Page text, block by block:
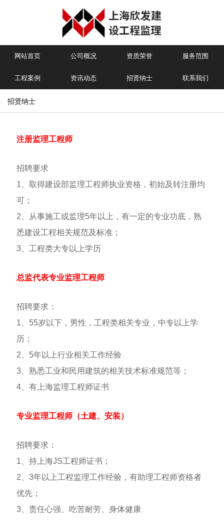
网站首页 公司概况 资质荣誉 服务范围
工程案例 资讯动态 招贤纳士 联系我们
招贤纳士
注册监理工程师
招聘要求
1、取得建设部监理工程师执业资格，初始及转注册均
可；
2、从事施工或监理5年以上，有一定的专业功底，熟
悉建设工程相关规范及标准；
3、工程类大专以上学历
总监代表专业监理工程师
招聘要求：
1、55岁以下，男性，工程类相关专业，中专以上学
历；
2、5年以上行业相关工作经验
3、熟悉工业和民用建筑的相关技术标准规范等；
4、有上海监理工程师证书
专业监理工程师（土建、安装）
招聘要求：
1、持上海JS工程师证书；
2、3年以上工程监理工作经验，有助理工程师资格者
优先；
3、责任心强、吃苦耐劳、身体健康